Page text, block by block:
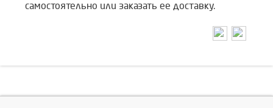
самостоятельно или заказать ее доставку.